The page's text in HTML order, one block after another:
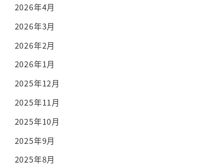
2026年4月
2026年3月
2026年2月
2026年1月
2025年12月
2025年11月
2025年10月
2025年9月
2025年8月